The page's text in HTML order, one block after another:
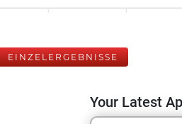
EINZELERGEBNISSE
Your Latest